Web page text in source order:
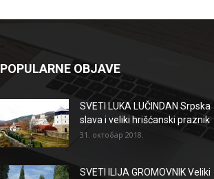
POPULARNE OBJAVE
SVETI LUKA LUČINDAN Srpska
slava i veliki hrišćanski praznik
31. октобар 2018.
SVETI ILIJA GROMOVNIK Veliki